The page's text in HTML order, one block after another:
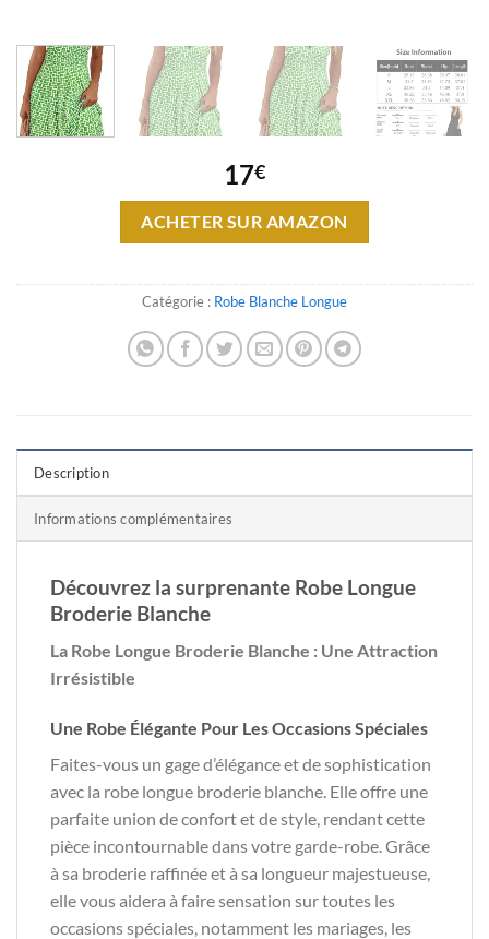
17€
ACHETER SUR AMAZON
Catégorie : Robe Blanche Longue
Description
Informations complémentaires
Découvrez la surprenante Robe Longue
Broderie Blanche
La Robe Longue Broderie Blanche : Une Attraction
Irrésistible
Une Robe Élégante Pour Les Occasions Spéciales
Faites-vous un gage d’élégance et de sophistication
avec la robe longue broderie blanche. Elle offre une
parfaite union de confort et de style, rendant cette
pièce incontournable dans votre garde-robe. Grâce
à sa broderie raffinée et à sa longueur majestueuse,
elle vous aidera à faire sensation sur toutes les
occasions spéciales, notamment les mariages, les